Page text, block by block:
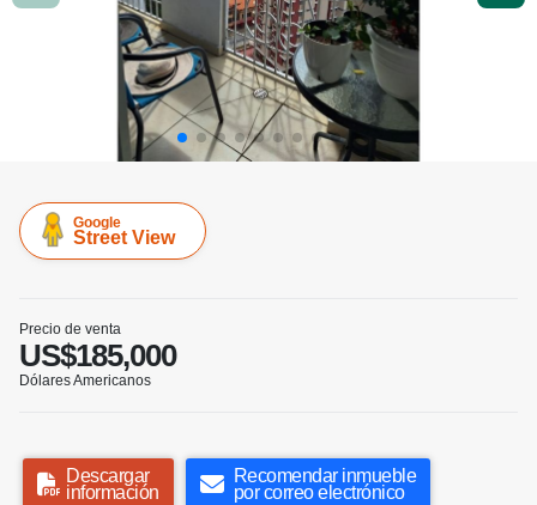
Google
Street View
Precio de venta
US$185,000
Dólares Americanos
Descargar
información
Recomendar inmueble
por correo electrónico